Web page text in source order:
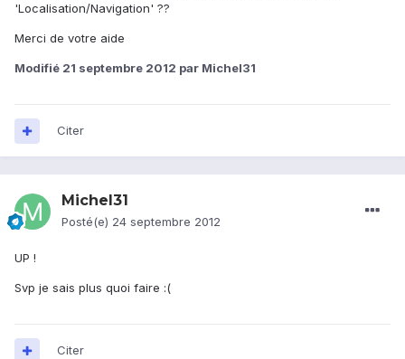
'Localisation/Navigation' ??
Merci de votre aide
Modifié 21 septembre 2012 par Michel31
Citer
Michel31
Posté(e) 24 septembre 2012
UP !
Svp je sais plus quoi faire :(
Citer